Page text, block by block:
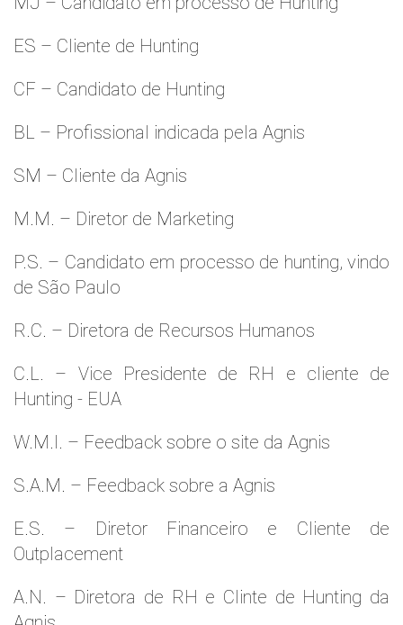
ES – Cliente de Hunting
CF – Candidato de Hunting
BL – Profissional indicada pela Agnis
SM – Cliente da Agnis
M.M. – Diretor de Marketing
P.S. – Candidato em processo de hunting, vindo
de São Paulo
R.C. – Diretora de Recursos Humanos
C.L. – Vice Presidente de RH e cliente de
Hunting - EUA
W.M.l. – Feedback sobre o site da Agnis
S.A.M. – Feedback sobre a Agnis
E.S. – Diretor Financeiro e Cliente de
Outplacement
A.N. – Diretora de RH e Clinte de Hunting da